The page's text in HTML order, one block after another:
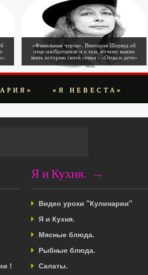
«Фамильные черты». Виктория Шервуд об
отце-изобретателе и о том, почему важно
знать историю своей семьи - «Отцы и дети»
«Я НЕВЕСТА»
!
Я и Кухня. →
Видео уроки "Кулинарии"
Я и Кухня.
Мясные блюда.
Рыбные блюда.
Салаты.